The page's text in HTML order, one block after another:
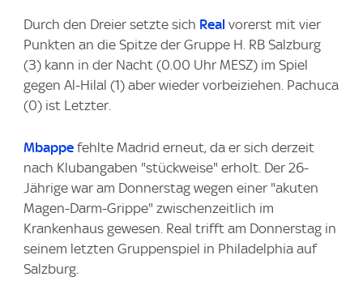
Durch den Dreier setzte sich Real vorerst mit vier
Punkten an die Spitze der Gruppe H. RB Salzburg
(3) kann in der Nacht (0.00 Uhr MESZ) im Spiel
gegen Al-Hilal (1) aber wieder vorbeiziehen. Pachuca
(0) ist Letzter.
Mbappe fehlte Madrid erneut, da er sich derzeit
nach Klubangaben "stückweise" erholt. Der 26-
Jährige war am Donnerstag wegen einer "akuten
Magen-Darm-Grippe" zwischenzeitlich im
Krankenhaus gewesen. Real trifft am Donnerstag in
seinem letzten Gruppenspiel in Philadelphia auf
Salzburg.